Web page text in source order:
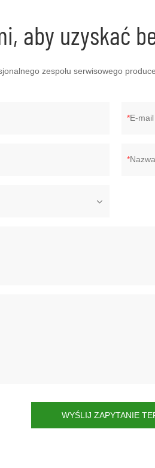
aby uzyskać
zespołu serwisowego
E-mail
WYŚLIJ ZAPYTANIE